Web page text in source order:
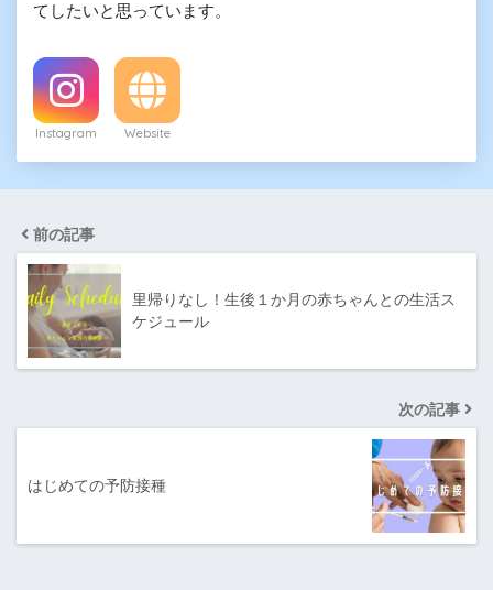
てしたいと思っています。
Instagram Website
前の記事
里帰りなし！生後１か月の赤ちゃんとの生活ス
ケジュール
次の記事
はじめての予防接種